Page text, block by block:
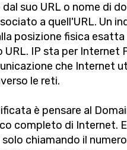
suo URL o nome di
a quell'URL. Un
posizione fisica
URL. IP sta per Internet
che Internet
le reti.
è pensare al
completo di Internet.
chiamando il